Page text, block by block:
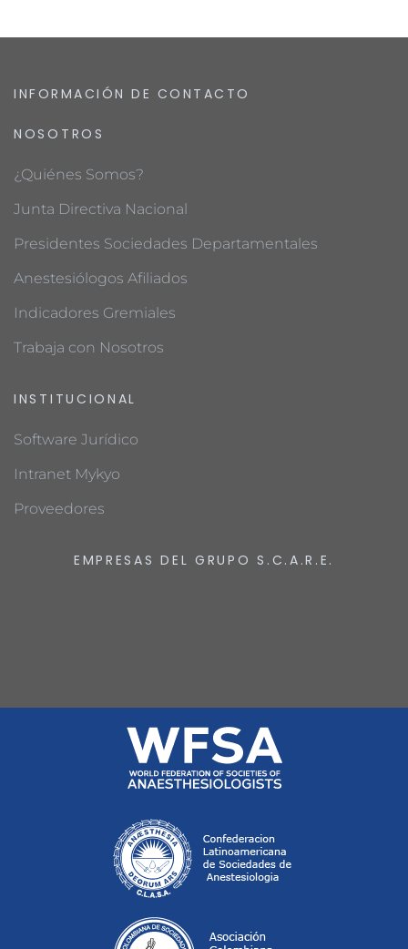
INFORMACIÓN DE CONTACTO
NOSOTROS
¿Quiénes Somos?
Junta Directiva Nacional
Presidentes Sociedades Departamentales
Anestesiólogos Afiliados
Indicadores Gremiales
Trabaja con Nosotros
INSTITUCIONAL
Software Jurídico
Intranet Mykyo
Proveedores
EMPRESAS DEL GRUPO S.C.A.R.E.